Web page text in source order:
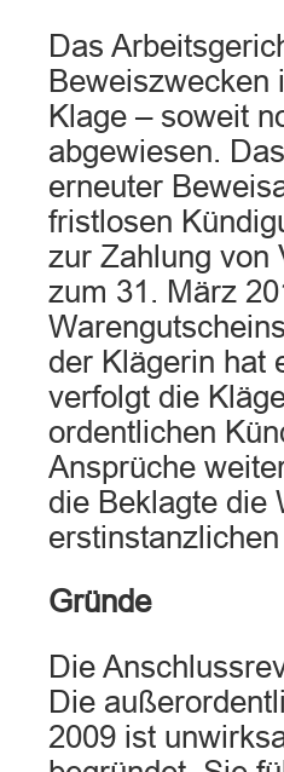
Das
Beweiszwecken
Klage – soweit
abgewiesen.
erneuter
fristlosen
zur Zahlung von
zum 31. März
der Klägerin hat
verfolgt die
ordentlichen
Ansprüche
die Beklagte die
Gründe
Die
Die
2009 ist